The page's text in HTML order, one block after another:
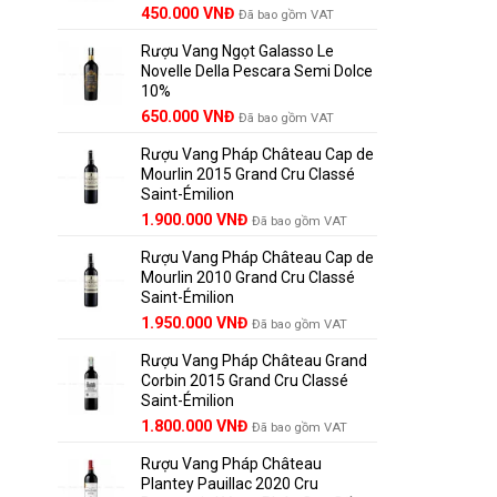
450.000 VNĐ Đã bao gồm VAT
Rượu Vang Ngọt Galasso Le
Novelle Della Pescara Semi Dolce
10%
650.000 VNĐ Đã bao gồm VAT
Rượu Vang Pháp Château Cap de
Mourlin 2015 Grand Cru Classé
Saint-Émilion
Giá
là:
2.800.000 VNĐ.
1.900.000 VNĐGiá
tại
là:
Đã bao gồm VAT
Rượu Vang Pháp Château Cap de
Mourlin 2010 Grand Cru Classé
Saint-Émilion
Giá
là:
2.950.000 VNĐ.
1.950.000 VNĐGiá
tại
là:
Đã bao gồm VAT
Rượu Vang Pháp Château Grand
Corbin 2015 Grand Cru Classé
Saint-Émilion
Giá
là:
2.500.000 VNĐ.
1.800.000 VNĐGiá
tại
là:
Đã bao gồm VAT
Rượu Vang Pháp Château
Plantey Pauillac 2020 Cru